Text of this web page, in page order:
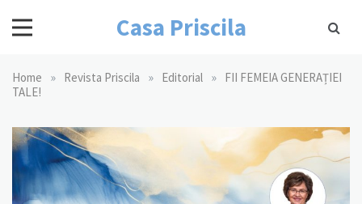
content
Casa Priscila
Home » Revista Priscila » Editorial » FII FEMEIA GENERAȚIEI
TALE!